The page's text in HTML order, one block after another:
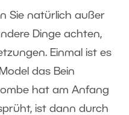
Sie natürlich außer
Dinge achten,
Einmal ist es
das Bein
hat am Anfang
ist dann durch